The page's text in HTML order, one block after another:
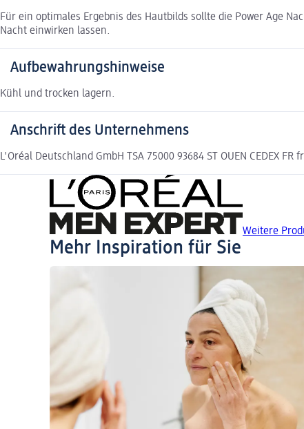
Für ein optimales Ergebnis des Hautbilds sollte die Power Age
Nacht einwirken lassen.
Aufbewahrungshinweise
Kühl und trocken lagern.
Anschrift des Unternehmens
L'Oréal Deutschland GmbH TSA 75000 93684 ST OUEN CEDEX
Weitere
Mehr Inspiration für Sie